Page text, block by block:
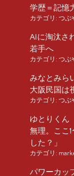
学歴＝記憶
カテゴリ: つぶ
AIに淘汰さ
若手へ
カテゴリ: つぶ
みなとみら
大阪民国は
カテゴリ: つぶ
ゆとりく
無理。ここ
した？」
カテゴリ:
パワーカッ